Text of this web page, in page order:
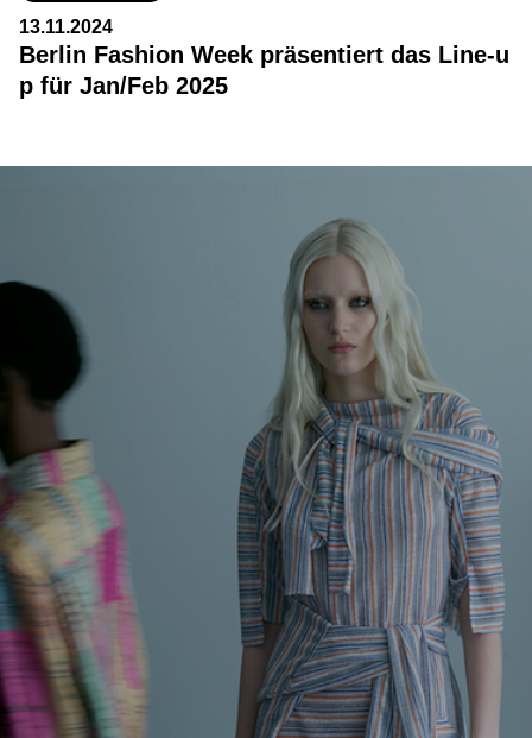
13.11.2024
Berlin Fashion Week präsentiert das Line-u
p für Jan/Feb 2025